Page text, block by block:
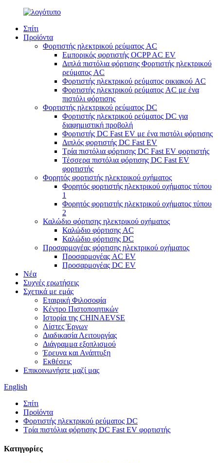
Σπίτι
Προϊόντα
Φορτιστής ηλεκτρικού ρεύματος AC
Εμπορικός φορτιστής OCPP AC EV
Διπλά πιστόλια φόρτισης Φορτιστής ηλεκτρικού
ρεύματος AC
Φορτιστής ηλεκτρικού ρεύματος οικιακού AC
Φορτιστής ηλεκτρικού ρεύματος AC με ένα
πιστόλι φόρτισης
Φορτιστής ηλεκτρικού ρεύματος DC
Φορτιστής ηλεκτρικού ρεύματος DC για
διαφημιστική προβολή
Φορτιστής DC Fast EV με ένα πιστόλι φόρτισης
Διπλός φορτιστής DC Fast EV
Τρία πιστόλια φόρτισης DC Fast EV φορτιστής
Τέσσερα πιστόλια φόρτισης DC Fast EV
φορτιστής
Φορητός φορτιστής ηλεκτρικού οχήματος
Φορητός φορτιστής ηλεκτρικού οχήματος τύπου
1
Φορητός φορτιστής ηλεκτρικού οχήματος τύπου
2
Καλώδιο φόρτισης ηλεκτρικού οχήματος
Καλώδιο φόρτισης AC
Καλώδιο φόρτισης DC
Προσαρμογέας φόρτισης ηλεκτρικού οχήματος
Προσαρμογέας AC EV
Προσαρμογέας DC EV
Νέα
Συχνές ερωτήσεις
Σχετικά με εμάς
Εταιρική Φιλοσοφία
Κέντρο Πιστοποιητικών
Ιστορία της CHINAEVSE
Λίστες Έργων
Διαδικασία Λειτουργίας
Διάγραμμα εξοπλισμού
Έρευνα και Ανάπτυξη
Εκθέσεις
Επικοινωνήστε μαζί μας
English
Σπίτι
Προϊόντα
Φορτιστής ηλεκτρικού ρεύματος DC
Τρία πιστόλια φόρτισης DC Fast EV φορτιστής
Κατηγορίες